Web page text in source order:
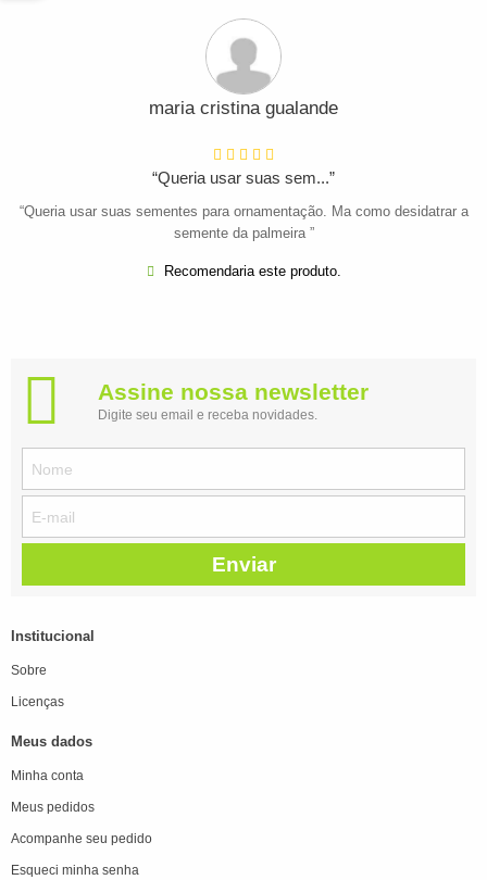
maria cristina gualande
“Queria usar suas sem...”
“Queria usar suas sementes para ornamentação. Ma como desidatrar a
semente da palmeira ”
Recomendaria este produto.
Assine nossa newsletter
Digite seu email e receba novidades.
Enviar
Institucional
Sobre
Licenças
Meus dados
Minha conta
Meus pedidos
Acompanhe seu pedido
Esqueci minha senha